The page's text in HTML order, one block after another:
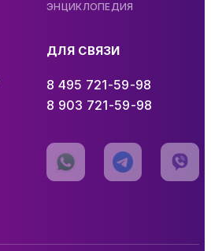
ЭНЦИКЛОПЕДИЯ
ДЛЯ СВЯЗИ
8 495 721-59-98
8 903 721-59-98